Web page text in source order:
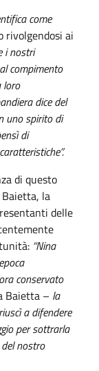
come
ai
i nostri
compimento
loro
dice del
uno spirito di
di
di questo
Baietta, la
delle
“Nina
conservato
Baietta – la
a difendere
per sottrarla
nostro